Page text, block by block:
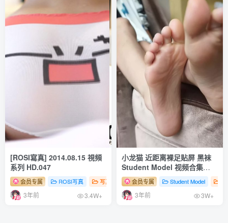
[ROSI寫真] 2014.08.15 視頻
系列 HD.047
会员专属 ROSI写真 写真系列（视频） # 性感 # 足控 # 丝袜
3年前 3.4W+
小龙猫 近距离裸足贴屏 黑袜
Student Model 视频合集
NO.12会员专属 Student Model
3年前 3W+